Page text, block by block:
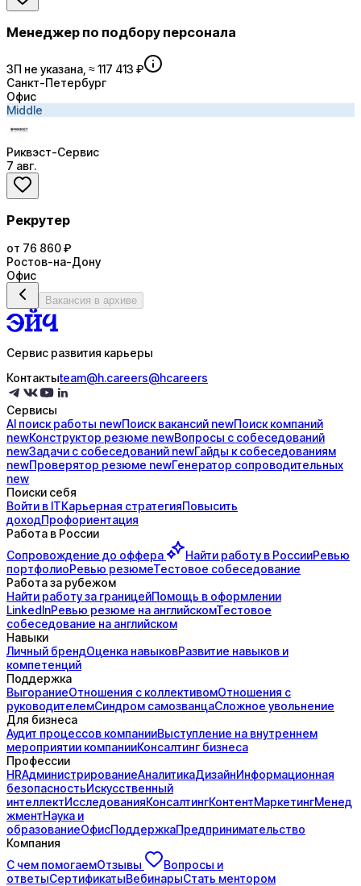
Менеджер по подбору персонала
ЗП не указана, ≈ 117 413 ₽
Санкт-Петербург
Офис
Middle
Риквэст-Сервис
7 авг.
Рекрутер
от 76 860 ₽
Ростов-на-Дону
Офис
Вакансия в архиве
Сервис развития карьеры
Контактыteam@h.careers@hcareers
Сервисы
AI поискработы newПоисквакансий newПоисккомпаний
newКонструктор резюме newВопросы с собеседований
newЗадачи с собеседований newГайды ксобеседованиям
newПроверятор резюме newГенератор сопроводительных
new
Поиски себя
Войти в ITКарьерная стратегияПовысить
доходПрофориентация
Работа в России
Сопровождение до оффера Найти работу в РоссииРевью
портфолиоРевью резюмеТестовое собеседование
Работа за рубежом
Найти работу за границейПомощь в оформлении
LinkedInРевью резюме на английскомТестовое
собеседование на английском
Навыки
Личный брендОценка навыковРазвитие навыков и
компетенций
Поддержка
ВыгораниеОтношения с коллективомОтношения с
руководителемСиндром самозванцаСложное увольнение
Для бизнеса
Аудит процессов компанииВыступление на внутреннем
мероприятии компанииКонсалтинг бизнеса
Профессии
HRАдминистрированиеАналитикаДизайнИнформационная
безопасностьИскусственный
интеллектИсследованияКонсалтингКонтентМаркетингМенед
жментНаука и
образованиеОфисПоддержкаПредпринимательство
Компания
С чем помогаемОтзывы
Вопросы и
ответыСертификатыВебинарыСтать ментором